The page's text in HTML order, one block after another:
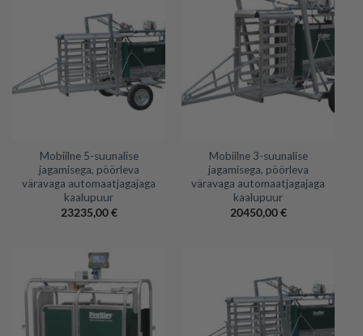
Mobiilne 5-suunalise
jagamisega, pöörleva
väravaga automaatjagajaga
kaalupuur
23235,00€
Mobiilne 3-suunalise
jagamisega, pöörleva
väravaga automaatjagajaga
kaalupuur
20450,00€